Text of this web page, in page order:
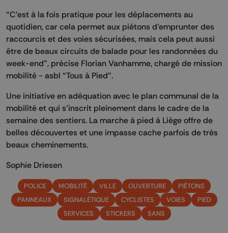
“C’est à la fois pratique pour les déplacements au
quotidien, car cela permet aux piétons d’emprunter des
raccourcis et des voies sécurisées, mais cela peut aussi
être de beaux circuits de balade pour les randonnées du
week-end", précise Florian Vanhamme, chargé de mission
mobilité - asbl “Tous à Pied”.
Une initiative en adéquation avec le plan communal de la
mobilité et qui s’inscrit pleinement dans le cadre de la
semaine des sentiers. La marche à pied à Liège offre de
belles découvertes et une impasse cache parfois de très
beaux cheminements.
Sophie Driesen
POLICE MOBILITÉ VILLE OUVERTURE
PIÉTONS
PANNEAUX
SIGNALÉTIQUE CYCLISTES VOIES
PIED
SERVICES
STICKERS SANS